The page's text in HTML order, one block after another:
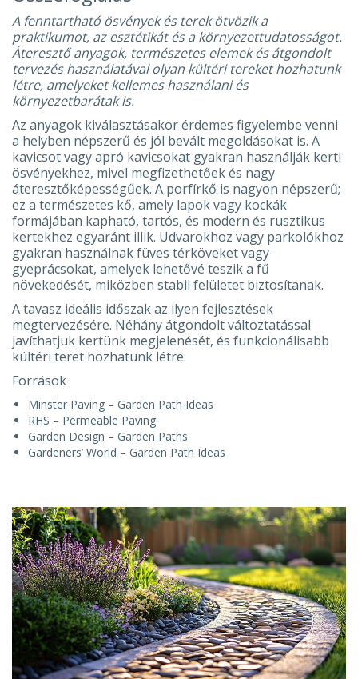
A fenntartható ösvények és terek ötvözik a
praktikumot, az esztétikát és a környezettudatosságot.
Áteresztő anyagok, természetes elemek és átgondolt
tervezés használatával olyan kültéri tereket hozhatunk
létre, amelyeket kellemes használani és
környezetbarátak is.
Az anyagok kiválasztásakor érdemes figyelembe venni
a helyben népszerű és jól bevált megoldásokat is. A
kavicsot vagy apró kavicsokat gyakran használják kerti
ösvényekhez, mivel megfizethetőek és nagy
áteresztőképességűek. A porfírkő is nagyon népszerű;
ez a természetes kő, amely lapok vagy kockák
formájában kapható, tartós, és modern és rusztikus
kertekhez egyaránt illik. Udvarokhoz vagy parkolókhoz
gyakran használnak füves térköveket vagy
gyeprácsokat, amelyek lehetővé teszik a fű
növekedését, miközben stabil felületet biztosítanak.
A tavasz ideális időszak az ilyen fejlesztések
megtervezésére. Néhány átgondolt változtatással
javíthatjuk kertünk megjelenését, és funkcionálisabb
kültéri teret hozhatunk létre.
Források
Minster Paving – Garden Path Ideas
RHS – Permeable Paving
Garden Design – Garden Paths
Gardeners’ World – Garden Path Ideas